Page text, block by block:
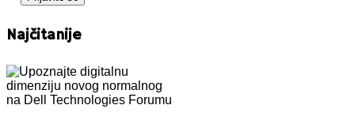
Najčitanije